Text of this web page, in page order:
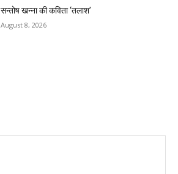
सन्तोष खन्ना की कविता ‘तलाश’
August 8, 2026